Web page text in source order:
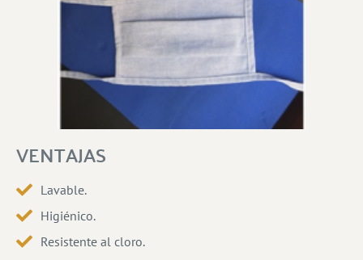
VENTAJAS
Lavable.
Higiénico.
Resistente al cloro.